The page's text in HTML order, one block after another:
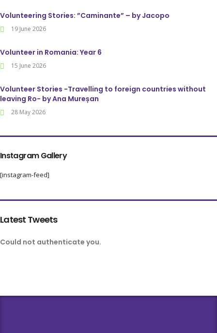
Volunteering Stories: ”Caminante” – by Jacopo
19 June 2026
Volunteer in Romania: Year 6
15 June 2026
Volunteer Stories -Travelling to foreign countries without
leaving Ro- by Ana Mureșan
28 May 2026
Instagram Gallery
[instagram-feed]
Latest Tweets
Could not authenticate you.